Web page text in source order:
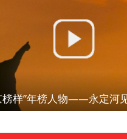
榜样”年榜人物——永定河